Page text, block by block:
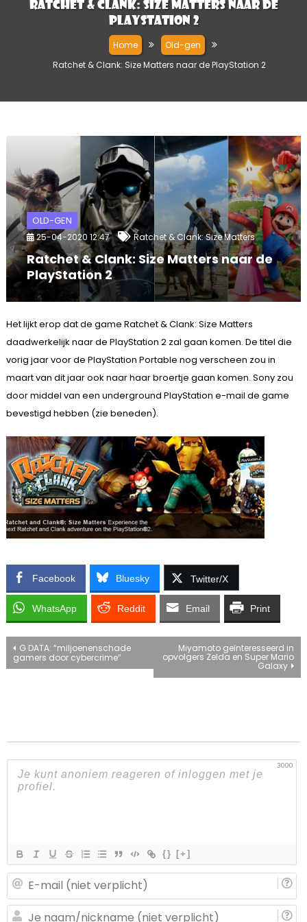
Ratchet & Clank: Size Matters naar de
PlayStation 2
Home
Old-gen
Ratchet & Clank: Size Matters naar de PlayStation 2
OLD-GEN
25-04-2020 12:47 Ratchet & Clank: Size Matters
Ratchet & Clank: Size Matters naar de
PlayStation 2
Het lijkt erop dat de game Ratchet & Clank: Size Matters
daadwerkelijk naar de PlayStation 2 zal gaan komen. De titel die
vorig jaar voor de PlayStation Portable nog verscheen zou in
maart van dit jaar ook naar haar broertje gaan komen. Sony zou
door middel van een underground PlayStation e-mail de game
bevestigd hebben (zie beneden).
Facebook Bluesky Twitter/X
WhatsApp Reddit Email Print
Bericht
G DATA: “miljoenenschade
gamers door cybercrime”
Miyamoto geïnteresseerd in
opvolgers Zelda en Super Mario
Galaxy
3000
{} [+]